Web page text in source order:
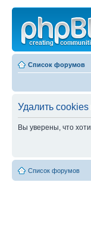
Список форумов
Удалить
Вы уверены, что
Список форумов